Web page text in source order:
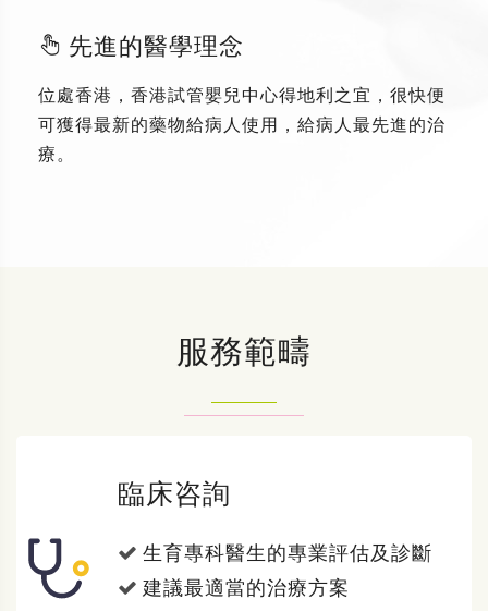
先進的醫學理念
位處香港，香港試管嬰兒中心得地利之宜，很快便
可獲得最新的藥物給病人使用，給病人最先進的治
療。
服務範疇
臨床咨詢
生育專科醫生的專業評估及診斷
建議最適當的治療方案